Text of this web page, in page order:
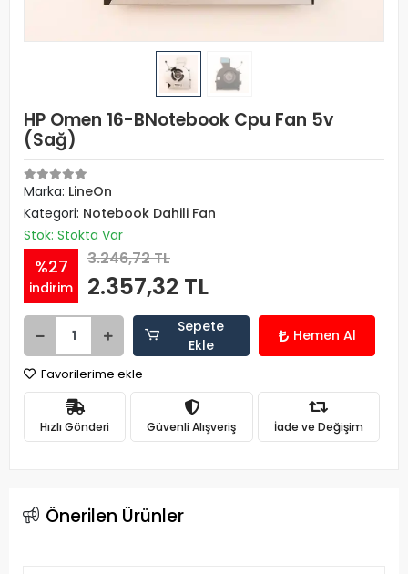
HP Omen 16-BNotebook Cpu Fan 5v
(Sağ)
Marka: LineOn
Kategori: Notebook Dahili Fan
Stok: Stokta Var
%27
indirim
3.246,72 TL
2.357,32 TL
Sepete
Ekle
Hemen Al
Favorilerime ekle
Hızlı Gönderi Güvenli Alışveriş İade ve Değişim
Önerilen Ürünler